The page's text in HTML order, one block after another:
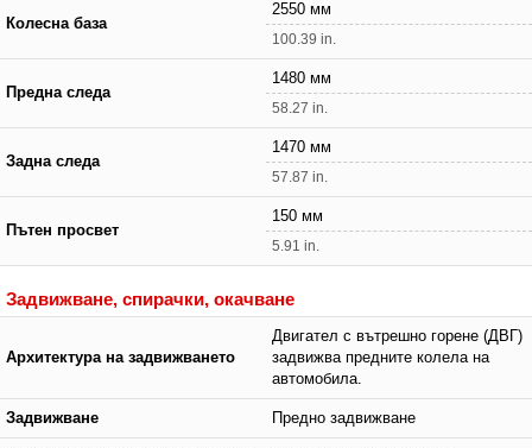
Колесна база
2550 мм
100.39 in.
Предна следа
1480 мм
58.27 in.
Задна следа
1470 мм
57.87 in.
Пътен просвет
150 мм
5.91 in.
Задвижване, спирачки, окачване
Архитектура на задвижването
Двигател с вътрешно горене (ДВГ)
задвижва предните колела на
автомобила.
Задвижване Предно задвижване